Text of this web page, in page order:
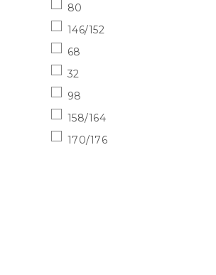
80
146/152
68
32
98
158/164
170/176